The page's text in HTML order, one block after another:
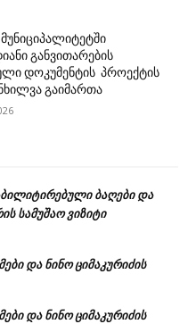
განვითარების
დოკუმენტის პროექტის
გაიმართა
ბაღები და
სამუშაო ვიზიტი
და ნინო ციმაკურიძის
და ნინო ციმაკურიძის